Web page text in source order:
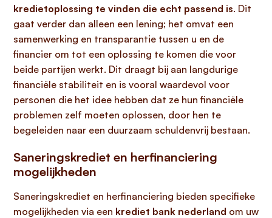
kredietoplossing te vinden die echt passend is. Dit
gaat verder dan alleen een lening; het omvat een
samenwerking en transparantie tussen u en de
financier om tot een oplossing te komen die voor
beide partijen werkt. Dit draagt bij aan langdurige
financiële stabiliteit en is vooral waardevol voor
personen die het idee hebben dat ze hun financiële
problemen zelf moeten oplossen, door hen te
begeleiden naar een duurzaam schuldenvrij bestaan.
Saneringskrediet en herfinanciering
mogelijkheden
Saneringskrediet en herfinanciering bieden specifieke
mogelijkheden via een krediet bank nederland om uw